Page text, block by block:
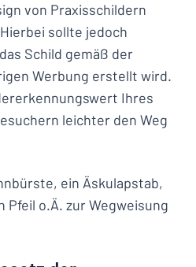
von Praxisschildern
sollte jedoch
Schild gemäß der
Werbung erstellt wird.
Ihres
leichter den Weg
ein Äskulapstab,
Pfeil o.Ä. zur Wegweisung